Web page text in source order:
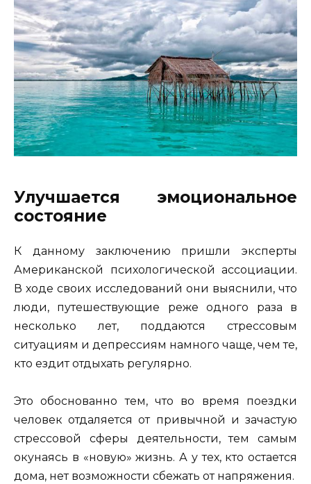
Улучшается эмоциональное
состояние
К данному заключению пришли эксперты
Американской психологической ассоциации.
В ходе своих исследований они выяснили, что
люди, путешествующие реже одного раза в
несколько лет, поддаются стрессовым
ситуациям и депрессиям намного чаще, чем те,
кто ездит отдыхать регулярно.
Это обоснованно тем, что во время поездки
человек отдаляется от привычной и зачастую
стрессовой сферы деятельности, тем самым
окунаясь в «новую» жизнь. А у тех, кто остается
дома, нет возможности сбежать от напряжения.